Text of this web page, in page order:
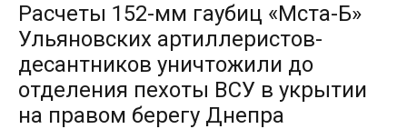
Расчеты 152-мм гаубиц «Мста-Б»
Ульяновских артиллеристов-
десантников уничтожили до
отделения пехоты ВСУ в укрытии
на правом берегу Днепра